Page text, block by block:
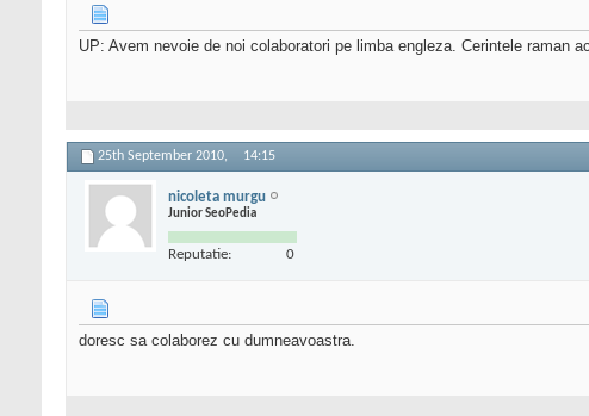
UP: Avem nevoie de noi colaboratori pe limba engleza. Cerintele raman
25th September 2010, 14:15
nicoleta murgu
Junior SeoPedia
Reputatie: 0
doresc sa colaborez cu dumneavoastra.